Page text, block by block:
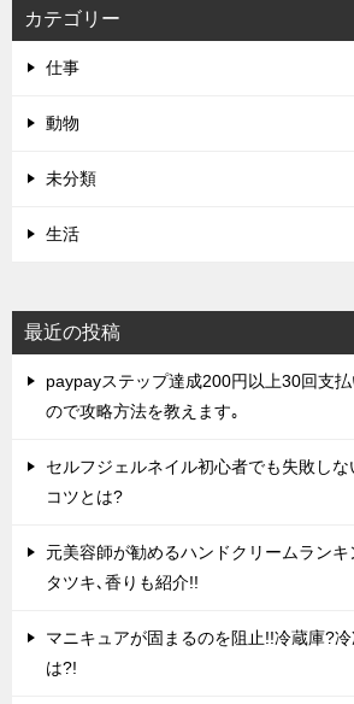
カテゴリー
仕事
動物
未分類
生活
最近の投稿
paypayステップ達成200円以上30回支
ので攻略方法を教えます｡
セルフジェルネイル初心者でも失敗しな
コツとは?
元美容師が勧めるハンドクリームラン
タツキ､香りも紹介!!
マニキュアが固まるのを阻止!!冷蔵庫?
は?!